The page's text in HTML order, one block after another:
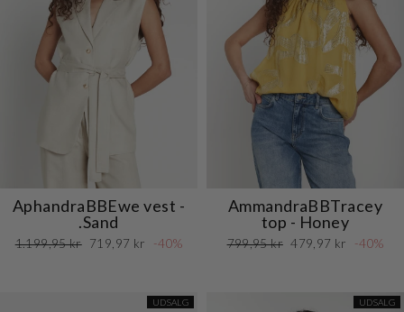
AphandraBBEwe vest -
.Sand
Normalpris
1.199,95 kr Udsalgspris
719,97 kr -40%
AmmandraBBTracey
top - Honey
Normalpris
799,95 kr Udsalgspris
479,97 kr -40%
UDSALG UDSALG